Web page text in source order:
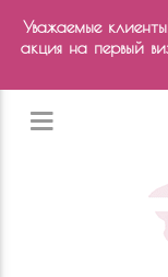
Уважаемые
акция на первый